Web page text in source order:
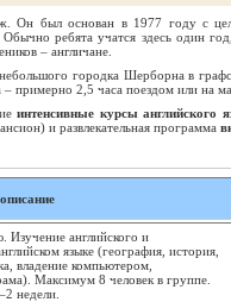
Он был основан в 1977 году с
. Обычно ребята учатся здесь один
– англичане.
городка Шерборна в
примерно 2,5 часа поездом или на
интенсивные курсы английского
и развлекательная программа
описание
Изучение английского и
языке (география, история,
владение компьютером,
Максимум 8 человек в группе.
недели.